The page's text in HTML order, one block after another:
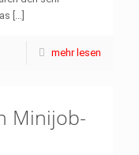
[…]
mehr lesen
Minijob-